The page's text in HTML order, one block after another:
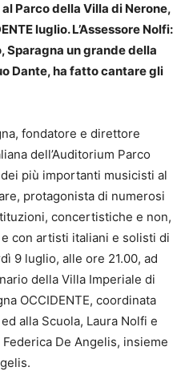
Parco della Villa di Nerone,
luglio. L’Assessore Nolfi:
Sparagna un grande della
Dante, ha fatto cantare gli
fondatore e direttore
dell’Auditorium Parco
più importanti musicisti al
protagonista di numerosi
concertistiche e non,
con artisti italiani e solisti di
9 luglio, alle ore 21.00, ad
della Villa Imperiale di
OCCIDENTE, coordinata
alla Scuola, Laura Nolfi e
De Angelis, insieme